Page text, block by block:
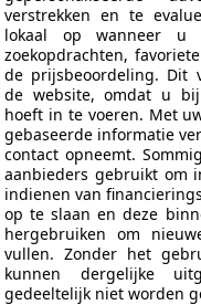
verstrekken en te
lokaal op wanneer u
zoekopdrachten,
de prijsbeoordeling. Dit
de website, omdat u
hoeft in te voeren. Met
gebaseerde informatie
contact opneemt.
aanbieders gebruikt om
indienen van
op te slaan en deze
hergebruiken om
vullen. Zonder het
kunnen dergelijke
gedeeltelijk niet worden